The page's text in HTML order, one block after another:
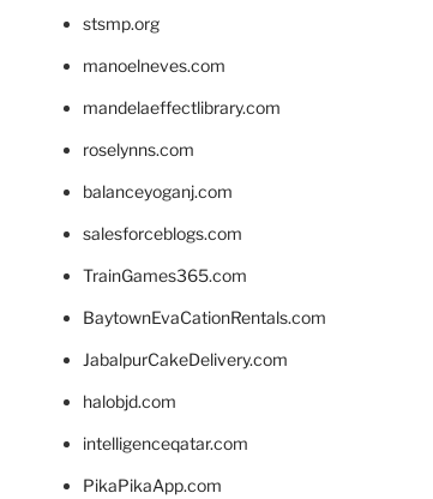
stsmp.org
manoelneves.com
mandelaeffectlibrary.com
roselynns.com
balanceyoganj.com
salesforceblogs.com
TrainGames365.com
BaytownEvaCationRentals.com
JabalpurCakeDelivery.com
halobjd.com
intelligenceqatar.com
PikaPikaApp.com